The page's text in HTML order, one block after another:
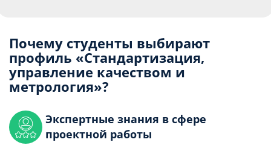
Почему студенты выбирают
профиль «Стандартизация,
управление качеством и
метрология»?
Экспертные знания в сфере
проектной работы